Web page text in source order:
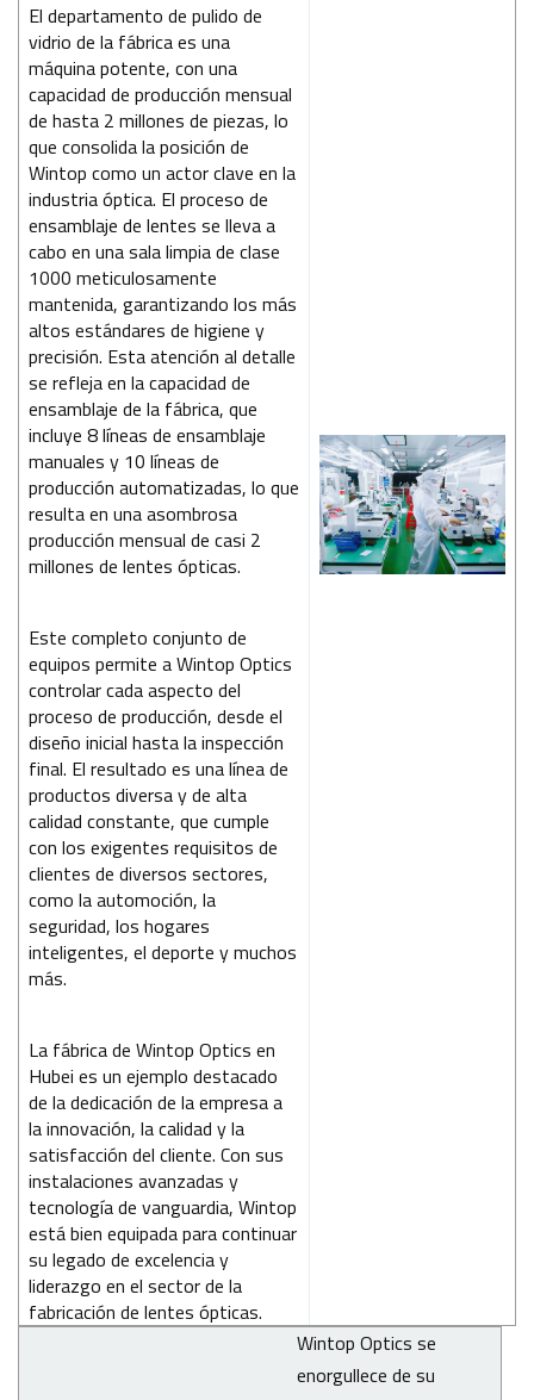
El departamento de pulido de
vidrio de la fábrica es una
máquina potente, con una
capacidad de producción mensual
de hasta 2 millones de piezas, lo
que consolida la posición de
Wintop como un actor clave en la
industria óptica. El proceso de
ensamblaje de lentes se lleva a
cabo en una sala limpia de clase
1000 meticulosamente
mantenida, garantizando los más
altos estándares de higiene y
precisión. Esta atención al detalle
se refleja en la capacidad de
ensamblaje de la fábrica, que
incluye 8 líneas de ensamblaje
manuales y 10 líneas de
producción automatizadas, lo que
resulta en una asombrosa
producción mensual de casi 2
millones de lentes ópticas.
Este completo conjunto de
equipos permite a Wintop Optics
controlar cada aspecto del
proceso de producción, desde el
diseño inicial hasta la inspección
final. El resultado es una línea de
productos diversa y de alta
calidad constante, que cumple
con los exigentes requisitos de
clientes de diversos sectores,
como la automoción, la
seguridad, los hogares
inteligentes, el deporte y muchos
más.
La fábrica de Wintop Optics en
Hubei es un ejemplo destacado
de la dedicación de la empresa a
la innovación, la calidad y la
satisfacción del cliente. Con sus
instalaciones avanzadas y
tecnología de vanguardia, Wintop
está bien equipada para continuar
su legado de excelencia y
liderazgo en el sector de la
fabricación de lentes ópticas.
Wintop Optics se
enorgullece de su